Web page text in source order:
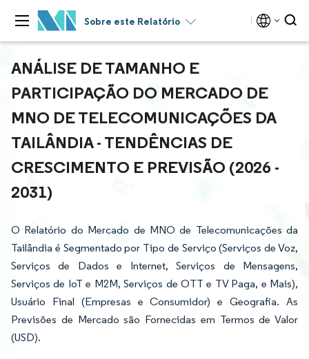
Sobre este Relatório
ANÁLISE DE TAMANHO E
PARTICIPAÇÃO DO MERCADO DE
MNO DE TELECOMUNICAÇÕES DA
TAILÂNDIA - TENDÊNCIAS DE
CRESCIMENTO E PREVISÃO (2026 -
2031)
O Relatório do Mercado de MNO de Telecomunicações da
Tailândia é Segmentado por Tipo de Serviço (Serviços de Voz,
Serviços de Dados e Internet, Serviços de Mensagens,
Serviços de IoT e M2M, Serviços de OTT e TV Paga, e Mais),
Usuário Final (Empresas e Consumidor) e Geografia. As
Previsões de Mercado são Fornecidas em Termos de Valor
(USD).